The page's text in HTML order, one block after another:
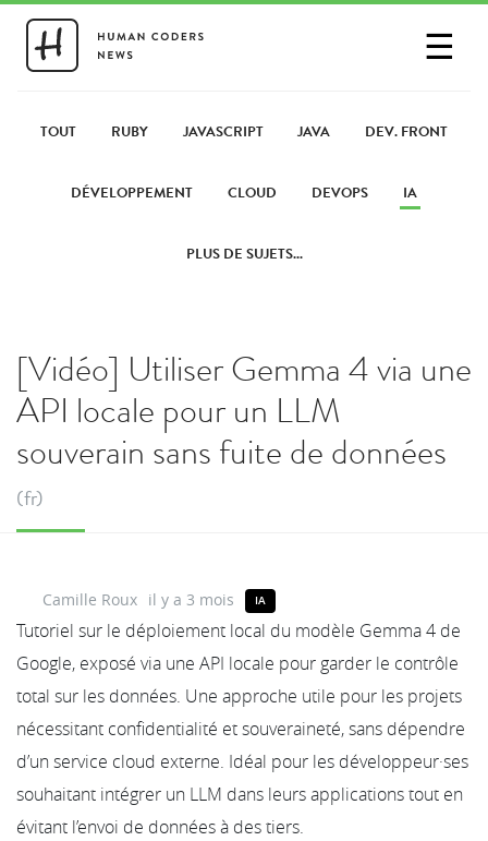
☰
PARTAGER UN LIEN
TOUT RUBY JAVASCRIPT JAVA DEV. FRONT
DÉVELOPPEMENT CLOUD DEVOPS IA
PLUS DE SUJETS...
[Vidéo] Utiliser Gemma 4 via une
API locale pour un LLM
souverain sans fuite de données
(fr)
Camille Roux il y a 3 mois IA
Tutoriel sur le déploiement local du modèle Gemma 4 de
Google, exposé via une API locale pour garder le contrôle
total sur les données. Une approche utile pour les projets
nécessitant confidentialité et souveraineté, sans dépendre
d’un service cloud externe. Idéal pour les développeur·ses
souhaitant intégrer un LLM dans leurs applications tout en
évitant l’envoi de données à des tiers.